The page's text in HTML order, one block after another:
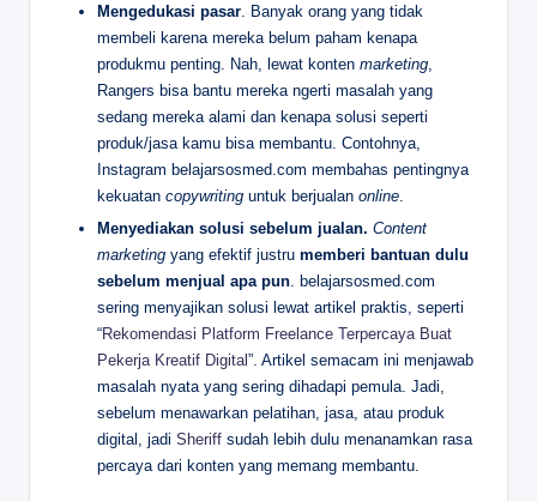
Mengedukasi pasar . Banyak orang yang tidak
membeli karena mereka belum paham kenapa
produkmu penting. Nah, lewat konten marketing
Rangers bisa bantu mereka ngerti masalah yang
sedang mereka alami dan kenapa solusi seperti
produk/jasa kamu bisa membantu. Contohnya,
Instagram belajarsosmed.com membahas pentingnya
kekuatan copywriting untuk berjualan online
Menyediakan solusi sebelum jualan. Content
marketing yang efektif justru memberi bantuan dulu
sebelum menjual apa pun. belajarsosmed.com
sering menyajikan solusi lewat artikel praktis, seperti
“Rekomendasi Platform Freelance Terpercaya Buat
Pekerja Kreatif Digital”. Artikel semacam ini menjawab
masalah nyata yang sering dihadapi pemula. Jadi,
sebelum menawarkan pelatihan, jasa, atau produk
digital, jadi Sheriff sudah lebih dulu menanamkan rasa
percaya dari konten yang memang membantu.